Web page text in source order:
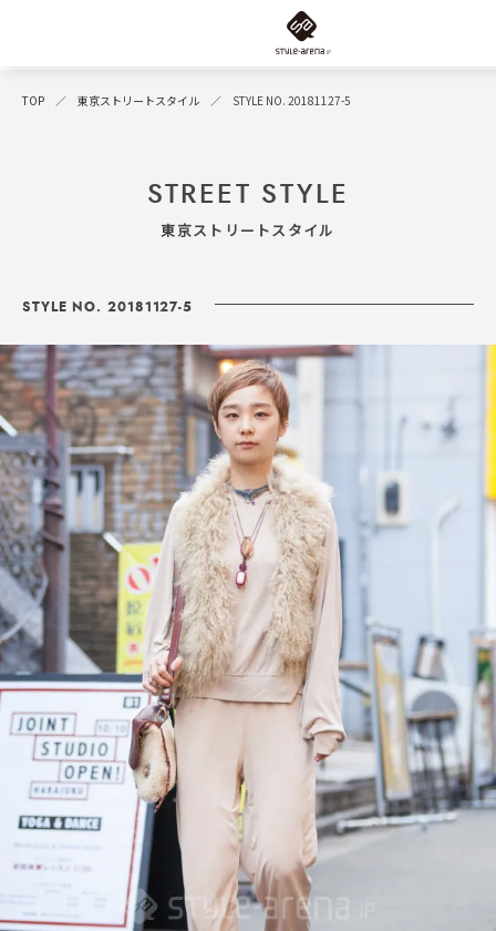
TOP 東京ストリートスタイル STYLE NO. 20181127-5
STREET STYLE
東京ストリートスタイル
STYLE NO. 20181127-5